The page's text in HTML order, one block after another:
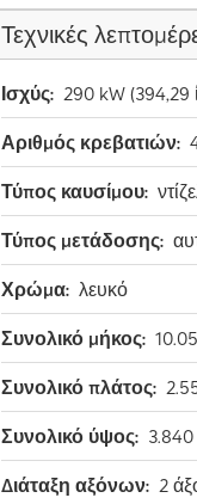
Τεχνικές
Ισχύς: 290 kW (394,29
Αριθμός κρεβατιών:
Τύπος καυσίμου:
Τύπος μετάδοσης:
Χρώμα: λευκό
Συνολικό μήκος:
Συνολικό πλάτος:
Συνολικό ύψος: 3.840
Διάταξη αξόνων: 2